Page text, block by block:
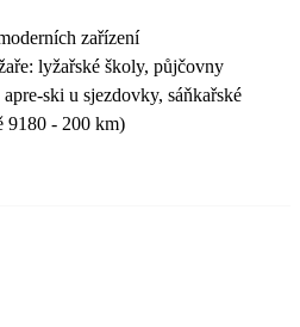
zařízení
lyžařské školy, půjčovny
ski u sjezdovky, sáňkařské
9180 - 200 km)